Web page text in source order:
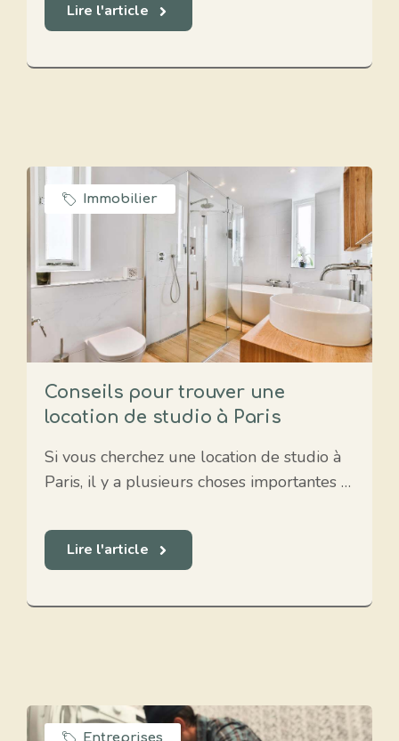
Lire l'article
Immobilier
Conseils pour trouver une
location de studio à Paris
Si vous cherchez une location de studio à
Paris, il y a plusieurs choses importantes …
Lire l'article
Entreprises